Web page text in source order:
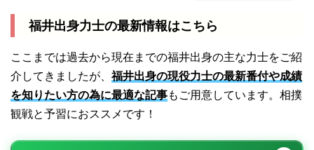
福井出身力士の最新情報はこちら
ここまでは過去から現在までの福井出身の主な力士をご紹
介してきましたが、福井出身の現役力士の最新番付や成績
を知りたい方の為に最適な記事もご用意しています。相撲
観戦と予習におススメです！